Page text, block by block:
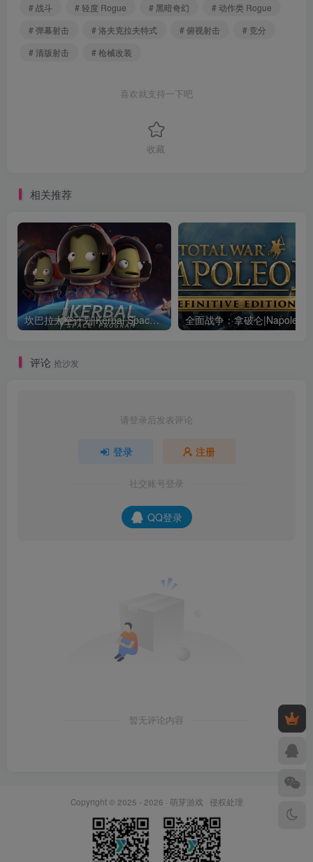
# 战斗
# 轻度 Rogue # 黑暗奇幻
# 动作类 Rogue
# 弹幕射击
# 洛夫克拉夫特式 # 俯视射击
# 竞分
# 清版射击
# 枪械改装
喜欢就支持一下吧
收藏
相关推荐
坎巴拉太空计划|Kerbal Space Program|1.12.5.3190|整合全DLC
评论 抢沙发
请登录后发表评论
登录 注册
社交账号登录
QQ登录
暂无评论内容
Copyright © 2025 - 2026 · 萌芽游戏 · 侵权处理